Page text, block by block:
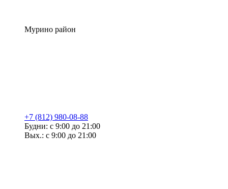
Мурино район
+7 (812) 980-08-88
Будни: с 9:00 до 21:00
Вых.: с 9:00 до 21:00